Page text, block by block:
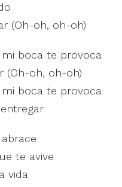
(Oh-oh, oh-oh)
boca te provoca
(Oh-oh, oh-oh)
boca te provoca
te avive
vida